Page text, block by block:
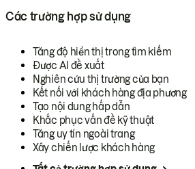
Các trường hợp sử dụng
Tăng độ hiển thị trong tìm kiếm
Được AI đề xuất
Nghiên cứu thị trường của bạn
Kết nối với khách hàng địa phương
Tạo nội dung hấp dẫn
Khắc phục vấn đề kỹ thuật
Tăng uy tín ngoài trang
Xây chiến lược khách hàng